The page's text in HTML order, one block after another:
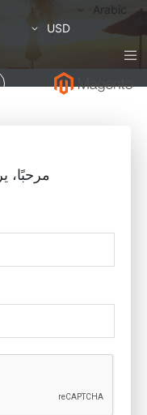
لغة
Arabic
العملة
USD
مرحبًا،